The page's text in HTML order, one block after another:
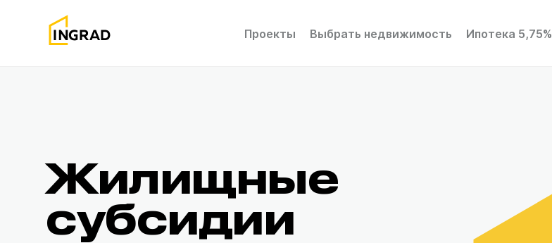
Проекты Выбрать недвижимость Ипотека 5,75%
Жилищные
субсидии